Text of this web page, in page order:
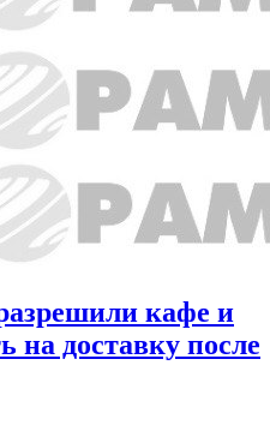
кафе и
на доставку после